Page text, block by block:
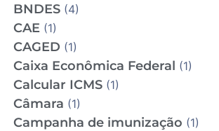
BNDES(4)
CAE (1)
CAGED (1)
Caixa Econômica Federal (1)
Calcular ICMS(1)
Câmara (1)
Campanha de imunização (1)